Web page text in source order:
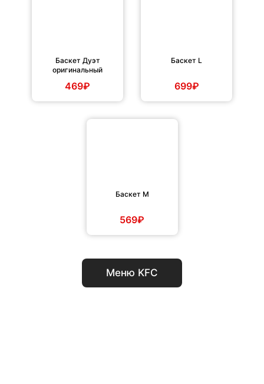
Баскет Дуэт
оригинальный
469₽
Баскет L
699₽
Баскет М
569₽
Меню KFC